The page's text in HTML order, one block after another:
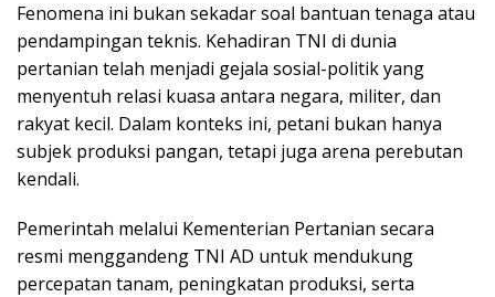
Fenomena ini bukan sekadar soal bantuan tenaga atau
pendampingan teknis. Kehadiran TNI di dunia
pertanian telah menjadi gejala sosial-politik yang
menyentuh relasi kuasa antara negara, militer, dan
rakyat kecil. Dalam konteks ini, petani bukan hanya
subjek produksi pangan, tetapi juga arena perebutan
kendali.
Pemerintah melalui Kementerian Pertanian secara
resmi menggandeng TNI AD untuk mendukung
percepatan tanam, peningkatan produksi, serta